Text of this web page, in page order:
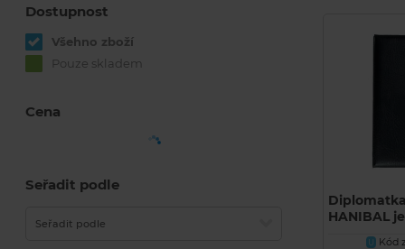
HANIBAL
U
Kód
Dostupnost
Všehno zboží
Pouze skladem
Cena
Seřadit podle
Seřadit podle